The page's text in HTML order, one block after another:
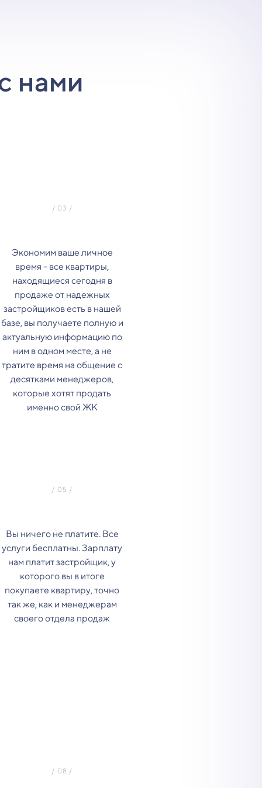
нами
Экономим ваше личное
время - все квартиры,
находящиеся сегодня в
продаже от надежных
застройщиков есть в нашей
базе, вы получаете полную и
актуальную информацию по
ним в одном месте, а не
тратите время на общение с
десятками менеджеров,
которые хотят продать
именно свой ЖК
Вы ничего не платите. Все
услуги бесплатны. Зарплату
нам платит застройщик, у
которого вы в итоге
покупаете квартиру, точно
так же, как и менеджерам
своего отдела продаж